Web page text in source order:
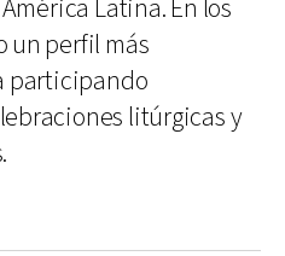
Latina. En los
un perfil más
participando
litúrgicas y